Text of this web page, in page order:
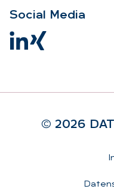
So­ci­al Me­dia
© 2026